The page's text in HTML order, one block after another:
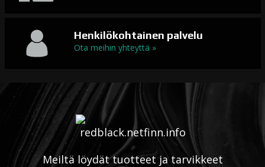
Henkilökohtainen palvelu
Ota meihin yhteyttä »
Meiltä löydät tuotteet ja tarvikkeet